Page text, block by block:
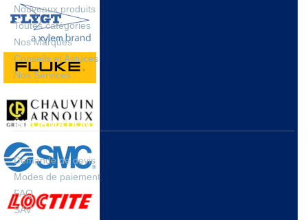
Nouveaux produits
Toutes catégories
Nos Marques
Conseils et Astuces
Nos Services
INFORMATIONS
Demande de devis
Modes de paiement
FAQ
SAV